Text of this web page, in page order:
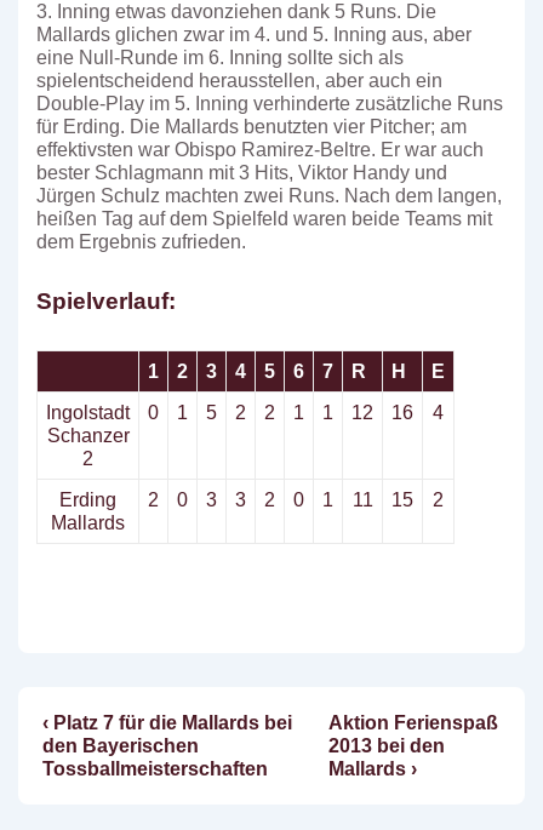
3. Inning etwas davonziehen dank 5 Runs. Die
Mallards glichen zwar im 4. und 5. Inning aus, aber
eine Null-Runde im 6. Inning sollte sich als
spielentscheidend herausstellen, aber auch ein
Double-Play im 5. Inning verhinderte zusätzliche Runs
für Erding. Die Mallards benutzten vier Pitcher; am
effektivsten war Obispo Ramirez-Beltre. Er war auch
bester Schlagmann mit 3 Hits, Viktor Handy und
Jürgen Schulz machten zwei Runs. Nach dem langen,
heißen Tag auf dem Spielfeld waren beide Teams mit
dem Ergebnis zufrieden.
Spielverlauf:
1 2 3 4 5 6 7 R H
E
Ingolstadt
Schanzer
2
0 1 5 2 2 1 1 12 16 4
Erding
Mallards
2 0 3 3 2 0 1 11 15 2
Beitragsnavigation
Vorheriger
Beitrag
ist
‹ Platz 7 für die Mallards bei
den Bayerischen
Tossballmeisterschaften
Nächster
Beitrag
ist
Aktion Ferienspaß
2013 bei den
Mallards ›